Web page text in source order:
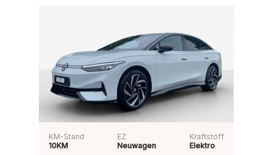
KM-Stand
10KM
EZ
Neuwagen
Kraftstoff
Elektro